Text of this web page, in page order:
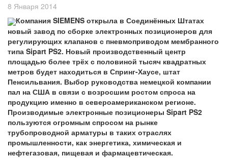
8 Января 2014
Компания SIEMENS открыла в Соединённых Штатах
новый завод по сборке электронных позиционеров для
регулирующих клапанов с пневмоприводом мембранного
типа Sipart PS2. Новый производственный центр
площадью более трёх с половиной тысяч квадратных
метров будет находиться в Спринг-Хаусе, штат
Пенсильвания. Выбор руководства немецкой компании
пал на США в связи с возросшим ростом спроса на
продукцию именно в североамериканском регионе.
Производимые электронные позиционеры Sipart PS2
пользуются огромным спросом на рынке
трубопроводной арматуры в таких отраслях
промышленности, как энергетика, химическая и
нефтегазовая, пищевая и фармацевтическая.